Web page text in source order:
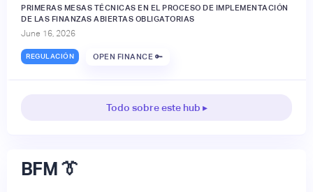
PRIMERAS MESAS TÉCNICAS EN EL PROCESO DE IMPLEMENTACIÓN
DE LAS FINANZAS ABIERTAS OBLIGATORIAS
June 16, 2026
REGULACIÓN OPEN FINANCE 🔑
Todo sobre este hub ▸
BFM 👔